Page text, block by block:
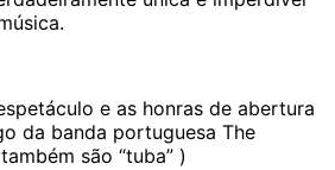
e as honras de abertura
da banda portuguesa The
são “tuba” )